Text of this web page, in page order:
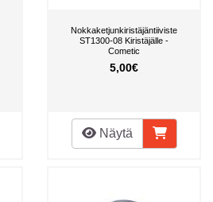
Nokkaketjunkiristäjäntiiviste
ST1300-08 Kiristäjälle -
Cometic
5,00€
Näytä